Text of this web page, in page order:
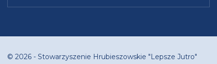
© 2026 - Stowarzyszenie Hrubieszowskie "Lepsze Jutro"